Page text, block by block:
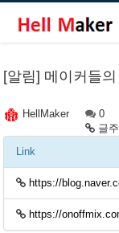
[알림] 메이커들
HellMaker 0
글
Link
https://
https://